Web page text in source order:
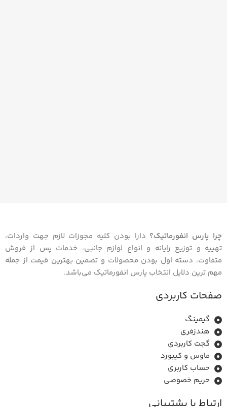
چرا پارس انفورماتیک؟ دارا بودن کلیه مجوزات لازم جهت واردات،
تهییه و توزیع رایانه و انواع لوازم جانبی، خدمات پس از فروش
متفاوت، دسته اول بودن محصولات و تضمین بهترین قیمت از جمله
مهم ترین دلایل انتخاب پارس انفورماتیک می‌باشد.
صفحات کاربردی
گیمینگ
هندزفری
گجت کاربردی
ماوس و ﮐﯿﺒﻮرد
حساب کاربری
حریم خصوصی
ارتباط با بشتیبانی